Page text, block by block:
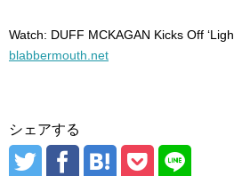
Watch: DUFF MCKAGAN Kicks Off
blabbermouth.net
シェアする